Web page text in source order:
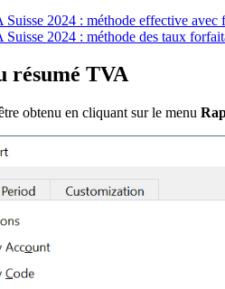
Suisse 2024 : méthode effective
2024 : méthode des taux
résumé TVA
obtenu en cliquant sur le menu